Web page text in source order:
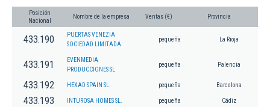
Posición
Nacional
Nombre de la empresa Ventas (€) Provincia
433.190
PUERTAS VENEZIA
SOCIEDAD LIMITADA
pequeña La Rioja
433.191
EVENMEDIA
PRODUCCIONES SL
pequeña Palencia
433.192 HEXAD SPAIN SL. pequeña Barcelona
433.193 INTUROSA HOMES SL. pequeña Cádiz